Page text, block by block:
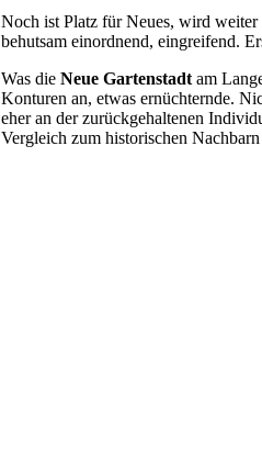
Noch ist Platz für Neues, wird weiter
behutsam einordnend, eingreifend.
Was die Neue Gartenstadtam
Konturen an, etwas ernüchternde.
eher an der zurückgehaltenen
Vergleich zum historischen